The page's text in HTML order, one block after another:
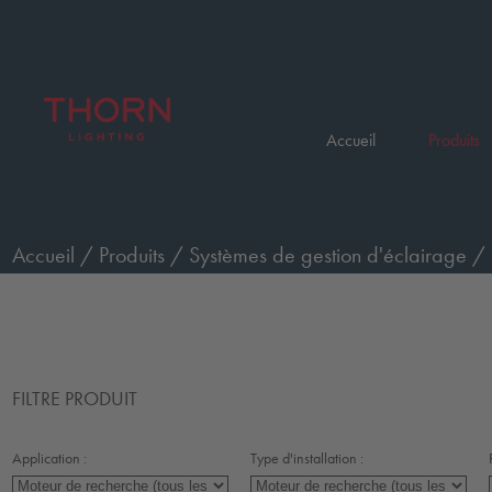
Accueil Produits
Accueil / Produits / Systèmes de gestion d'éclairage /
FILTRE PRODUIT
Application : Type d'installation :